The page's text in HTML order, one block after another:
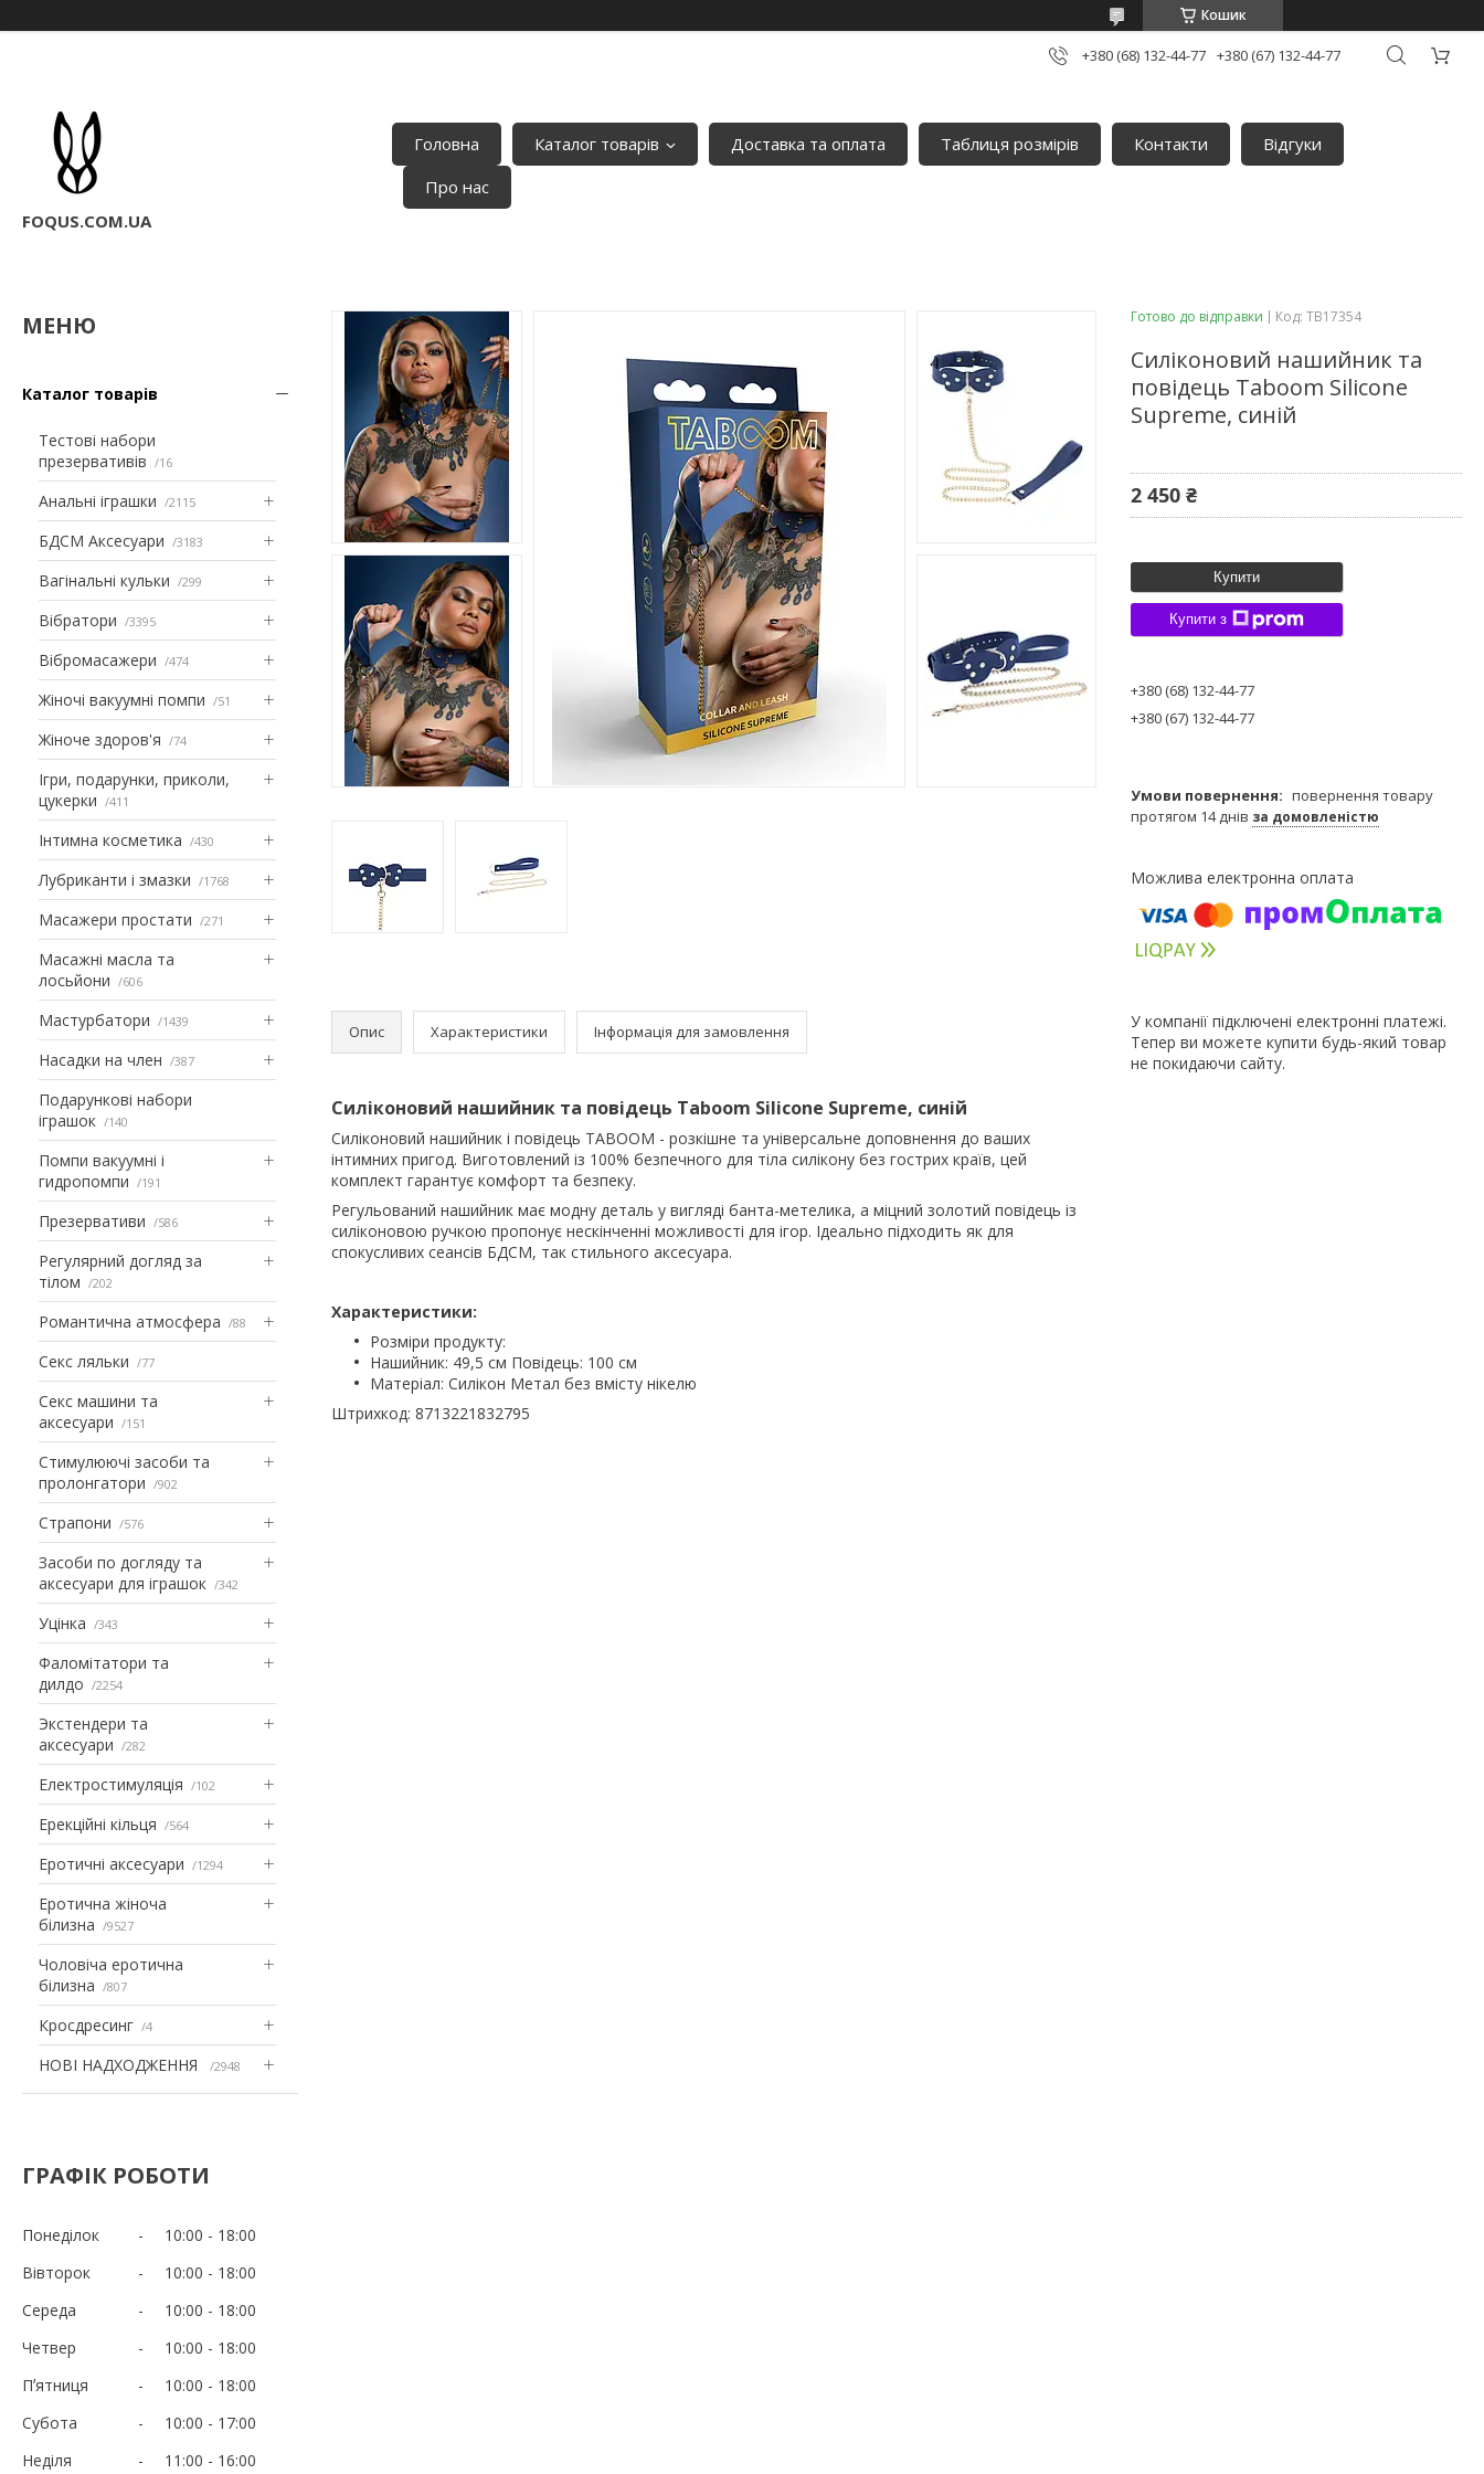
Кошик
+380 (68) 132-44-77 +380 (67) 132-44-77
FOQUS.COM.UA
Головна Каталог товарів Доставка та оплата Таблиця розмірів Контакти
Відгуки
Про нас
Каталог товарів
Тестові набори
презервативів
16
Анальні іграшки 2115
БДСМ Аксесуари 3183
Вагінальні кульки 299
Вібратори 3395
Вібромасажери 474
Жіночі вакуумні помпи 51
Жіноче здоров'я 74
Ігри, подарунки, приколи,
цукерки
411
Інтимна косметика 430
Лубриканти і змазки 1768
Масажери простати 271
Масажні масла та
лосьйони
606
Мастурбатори 1439
Насадки на член 387
Подарункові набори
іграшок
140
Помпи вакуумні і
гидропомпи
191
Презервативи 586
Регулярний догляд за
тілом
202
Романтична атмосфера 88
Секс ляльки 77
Секс машини та
аксесуари
151
Стимулюючі засоби та
пролонгатори
902
Страпони 576
Засоби по догляду та
аксесуари для іграшок
342
Уцінка 343
Фаломітатори та
дилдо
2254
Экстендери та
аксесуари
282
Електростимуляція 102
Ерекційні кільця 564
Еротичні аксесуари 1294
Еротична жіноча
білизна
9527
Чоловіча еротична
білизна
807
Кросдресинг 4
НОВІ НАДХОДЖЕННЯ 2948
ГРАФІК РОБОТИ
Понеділок 10:00
18:00
Вівторок
10:00
18:00
Середа
10:00
18:00
Четвер
10:00
18:00
Пʼятниця
10:00
18:00
Субота
10:00
17:00
Неділя
11:00 16:00
Опис Характеристики Інформація для замовлення
Силіконовий нашийник та повідець Taboom Silicone Supreme, синій
Силіконовий нашийник і повідець TABOOM - розкішне та універсальне доповнення до ваших
інтимних пригод. Виготовлений із 100% безпечного для тіла силікону без гострих країв, цей
комплект гарантує комфорт та безпеку.
Регульований нашийник має модну деталь у вигляді банта-метелика, а міцний золотий повідець із
силіконовою ручкою пропонує нескінченні можливості для ігор. Ідеально підходить як для
спокусливих сеансів БДСМ, так стильного аксесуара.
Характеристики:
Розміри продукту:
Нашийник: 49,5 см Повідець: 100 см
Матеріал: Силікон Метал без вмісту нікелю
Штрихкод: 8713221832795
Готово до відправки Код: TB17354
Силіконовий нашийник та
повідець Taboom Silicone
Supreme, синій
2 450 ₴
Купити
Купити з
+380 (68) 132-44-77
+380 (67) 132-44-77
повернення товару
протягом 14 днів за домовленістю
У компанії підключені електронні платежі.
Тепер ви можете купити будь-який товар
не покидаючи сайту.